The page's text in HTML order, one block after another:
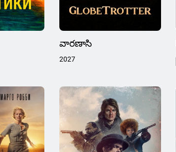
వారణాసి
2027